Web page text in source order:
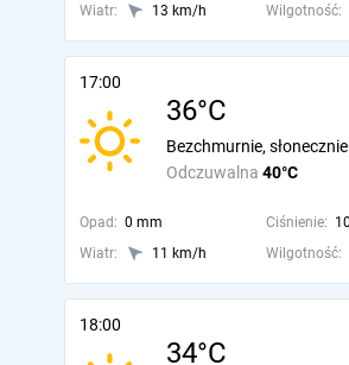
Wiatr:
13 km/h Wilgotność:
17:00
36°C
Odczuwalna 40°C
Bezchmurnie, słonecznie
Opad: 0 mm Ciśnienie:
Wiatr:
11 km/h Wilgotność:
18:00
34°C